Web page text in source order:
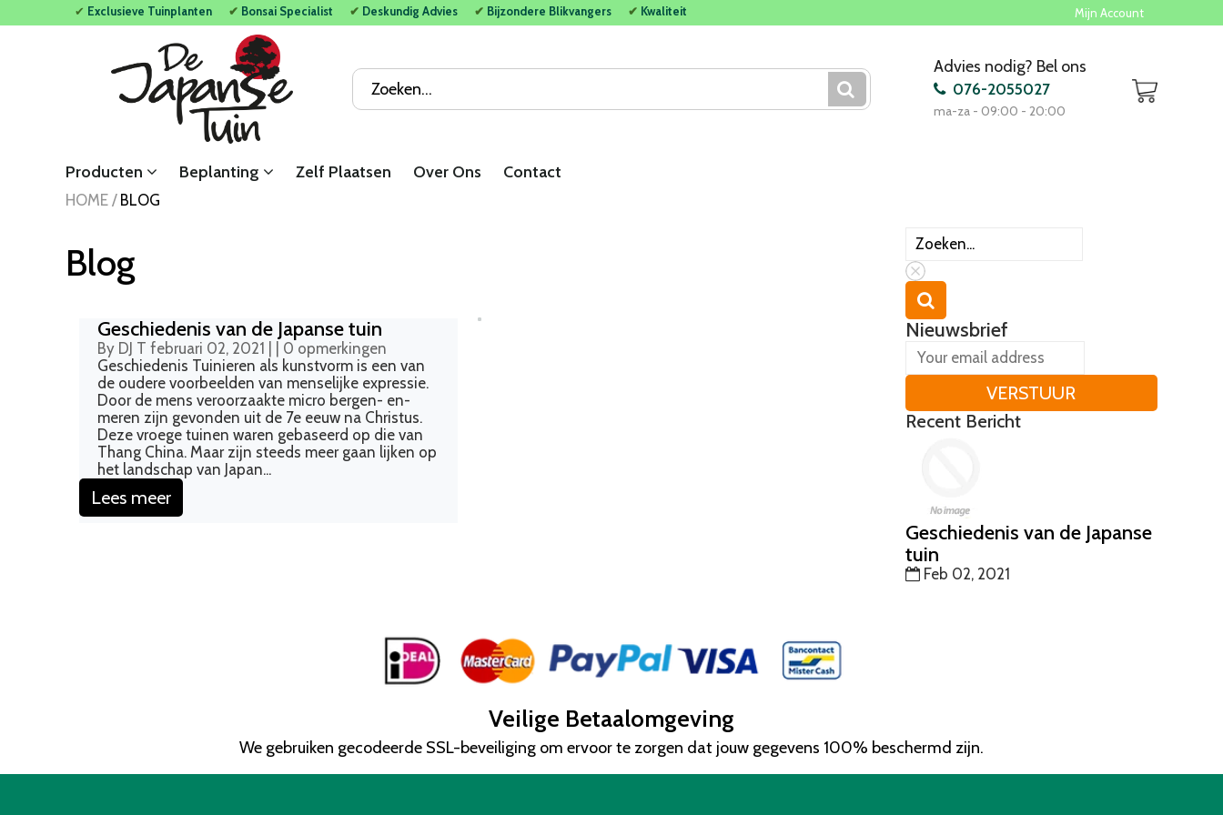
✔ Exclusieve Tuinplanten ✔ Bonsai Specialist ✔ Deskundig Advies ✔ Bijzondere Blikvangers ✔ Kwaliteit Mijn Account
Advies nodig? Bel ons
076-2055027
ma-za - 09:00 - 20:00
Producten Beplanting Zelf Plaatsen Over Ons Contact
HOME / BLOG
Blog
Geschiedenis van de Japanse tuin
By DJ T februari 02, 2021 |
0 opmerkingen
Geschiedenis Tuinieren als kunstvorm is een van
de oudere voorbeelden van menselijke expressie.
Door de mens veroorzaakte micro bergen- en-
meren zijn gevonden uit de 7e eeuw na Christus.
Deze vroege tuinen waren gebaseerd op die van
Thang China. Maar zijn steeds meer gaan lijken op
het landschap van Japan...
Lees meer
Nieuwsbrief
Recent Bericht
Geschiedenis van de Japanse
tuin
Feb 02, 2021
Veilige Betaalomgeving
We gebruiken gecodeerde SSL-beveiliging om ervoor te zorgen dat jouw gegevens 100% beschermd zijn.
Heesters
Haagplanten
Japanse Esdoorns
Bodembedekkers
Bamboe Schuttingen
Bamboematten
Tuindeuren
Montage materialen
Onderhoudsproducten
Scheidingswanden
Mobiele Scheidingswand Zwart
Mobiele Scheidingswand Grijs
Mobiele Scheidingswand Wit
Parasols
Rieten Parasols Bonsai Bomen
Bonsai Boom Pinus
Taxus Bonsai Boom
Prunus lusitanica Bonsai Boom
Vormbomen
Taxus baccata Kegel
Taxus baccata Spiraal